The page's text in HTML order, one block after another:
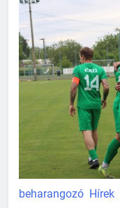
beharangozó Hírek